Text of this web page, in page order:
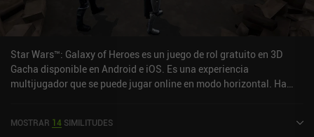
Star Wars™: Galaxy of Heroes es un juego de rol gratuito en 3D
Gacha disponible en Android e iOS. Es una experiencia
multijugador que se puede jugar online en modo horizontal. Ha
una valoración actual de 4 sobre 5,0 en Google Play y de 4,6 sobre
MOSTRAR 14 SIMILITUDES